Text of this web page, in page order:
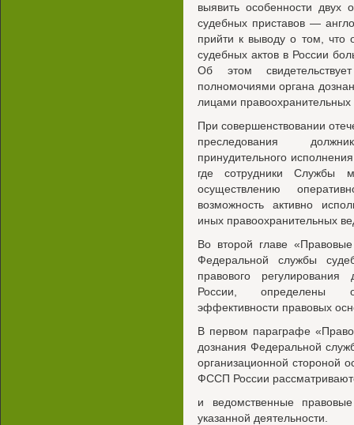
выявить особенности двух
судебных приставов —
прийти к выводу о том, что
судебных актов в России
Об этом
полномочиями органа
лицами
При совершенствовании
преследования
принудительного
где сотрудники Службы
осуществлению
возможность активно
иных правоохранительных
Во второй главе
Федеральной службы
правового
России, определены
эффективности правовых
В первом параграфе
дознания Федеральной
организационной стороной
ФССП России
и ведомственные
указанной деятельности.